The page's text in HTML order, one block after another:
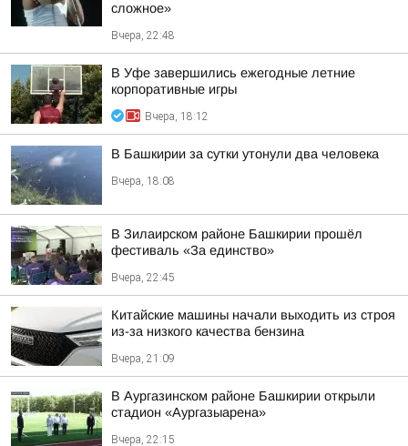
сложное»
Вчера, 22:48
В Уфе завершились ежегодные летние
корпоративные игры
Вчера, 18:12
В Башкирии за сутки утонули два человека
Вчера, 18:08
В Зилаирском районе Башкирии прошёл
фестиваль «За единство»
Вчера, 22:45
Китайские машины начали выходить из строя
из-за низкого качества бензина
Вчера, 21:09
В Аургазинском районе Башкирии открыли
стадион «Аургазыарена»
Вчера, 22:15